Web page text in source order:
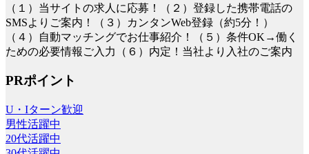
（１）当サイトの求人に応募！（２）登録した携帯電話の
SMSよりご案内！（３）カンタンWeb登録（約5分！）
（４）自動マッチングでお仕事紹介！（５）条件OK→働く
ための必要情報ご入力（６）内定！当社より入社のご案内
PRポイント
U・Iターン歓迎
男性活躍中
20代活躍中